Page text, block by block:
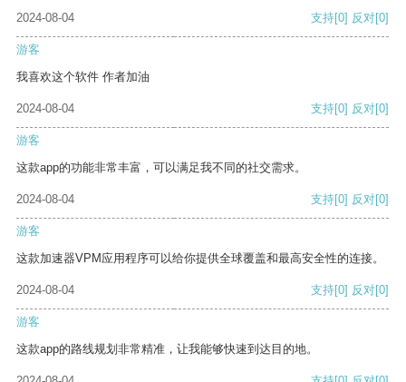
2024-08-04 支持[0] 反对[0]
游客
我喜欢这个软件 作者加油
2024-08-04 支持[0] 反对[0]
游客
这款app的功能非常丰富，可以满足我不同的社交需求。
2024-08-04 支持[0] 反对[0]
游客
这款加速器VPM应用程序可以给你提供全球覆盖和最高安全性的连接。
2024-08-04 支持[0] 反对[0]
游客
这款app的路线规划非常精准，让我能够快速到达目的地。